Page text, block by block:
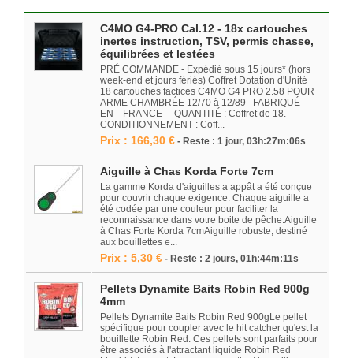
C4MO G4-PRO Cal.12 - 18x cartouches
inertes instruction, TSV, permis chasse,
équilibrées et lestées
PRÉ COMMANDE - Expédié sous 15 jours* (hors
week-end et jours fériés) Coffret Dotation d'Unité
18 cartouches factices C4MO G4 PRO 2.58 POUR
ARME CHAMBRÉE 12/70 à 12/89 FABRIQUÉ
EN FRANCE QUANTITÉ : Coffret de 18.
CONDITIONNEMENT : Coff...
Prix : 166,30 € - Reste : 1 jour, 03h:27m:06s
Aiguille à Chas Korda Forte 7cm
La gamme Korda d'aiguilles a appât a été conçue
pour couvrir chaque exigence. Chaque aiguille a
été codée par une couleur pour faciliter la
reconnaissance dans votre boite de pêche.Aiguille
à Chas Forte Korda 7cmAiguille robuste, destiné
aux bouillettes e...
Prix : 5,30 € - Reste : 2 jours, 01h:44m:11s
Pellets Dynamite Baits Robin Red 900g
4mm
Pellets Dynamite Baits Robin Red 900gLe pellet
spécifique pour coupler avec le hit catcher qu'est la
bouillette Robin Red. Ces pellets sont parfaits pour
être associés à l'attractant liquide Robin Red